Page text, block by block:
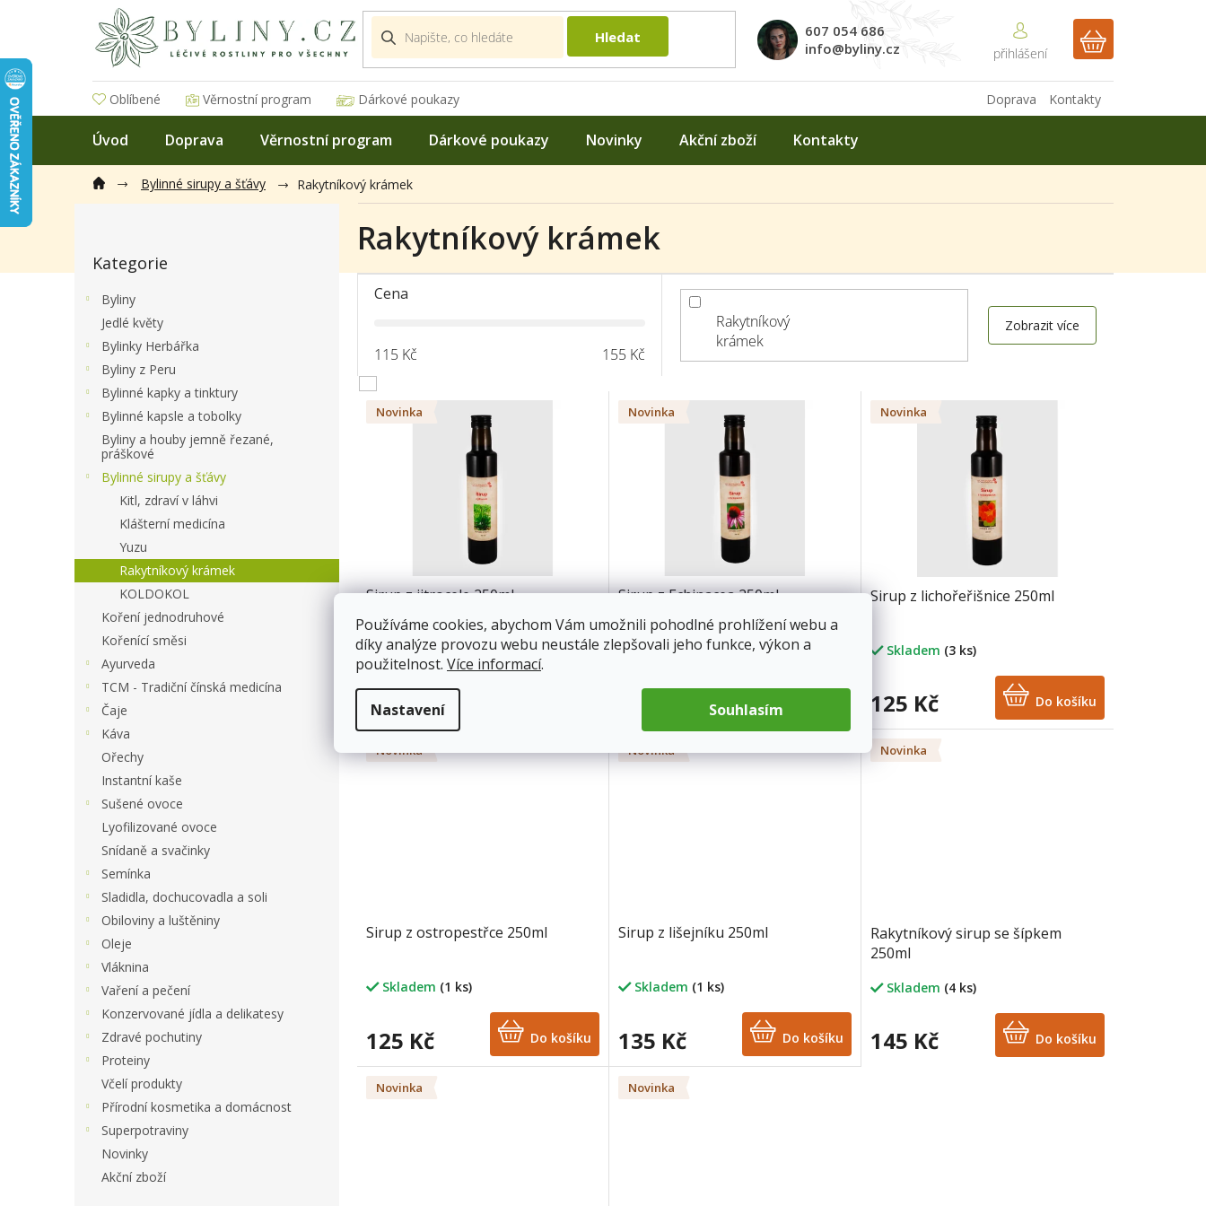
Používáme cookies, abychom Vám umožnili pohodlné prohlížení webu a
díky analýze provozu webu neustále zlepšovali jeho funkce, výkon a
použitelnost. Více informací.
Nastavení Souhlasím
Hledat
607 054 686
info@byliny.cz
NÁKUPNÍ
Oblíbené Věrnostní program Dárkové poukazy Kontakty
Doprava
Úvod Doprava Věrnostní program Dárkové poukazy Novinky Akční zboží Kontakty
Bylinné sirupy a šťávy Rakytníkový krámek
t
kategorie
Kategorie
Byliny
Jedlé květy
Bylinky Herbářka
Byliny z Peru
Bylinné kapky a tinktury
Bylinné kapsle a tobolky
Byliny a houby jemně řezané,
práškové
Bylinné sirupy a šťávy
Kitl, zdraví v láhvi
Klášterní medicína
Yuzu
Rakytníkový krámek
KOLDOKOL
Koření jednodruhové
Kořenící směsi
Ayurveda
TCM - Tradiční čínská medicína
Čaje
Káva
Ořechy
Instantní kaše
Sušené ovoce
Lyofilizované ovoce
Snídaně a svačinky
Semínka
Sladidla, dochucovadla a soli
Obiloviny a luštěniny
Oleje
Vláknina
Vaření a pečení
Konzervované jídla a delikatesy
Zdravé pochutiny
Proteiny
Včelí produkty
Přírodní kosmetika a domácnost
Superpotraviny
Novinky
Akční zboží
Rakytníkový krámek
Cena
115 Kč 155 Kč
Zobrazit více
Rakytníkový
krámek
u
k
t
ů
Novinka
Sirup z jitrocele 250ml
Skladem (5 ks)
115 Kč
Novinka
Sirup z Echinacea 250ml
Skladem(2 ks)
Novinka
Sirup z lichořeřišnice 250ml
Skladem (3 ks)
125 Kč Do košíku
Novinka
Sirup z ostropestřce 250ml
Skladem (1 ks)
125 Kč Do košíku
Novinka
Sirup z lišejníku 250ml
Skladem (1 ks)
135 Kč Do košíku
Novinka
Rakytníkový sirup se šípkem
250ml
Skladem (4 ks)
145 Kč Do košíku
Novinka Novinka